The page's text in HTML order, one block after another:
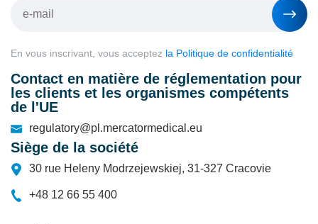
En vous inscrivant, vous acceptez la Politique de confidentialité
Contact en matière de réglementation pour
les clients et les organismes compétents
de l'UE
regulatory@pl.mercatormedical.eu
Siège de la société
30 rue Heleny Modrzejewskiej, 31-327 Cracovie
+48 12 66 55 400